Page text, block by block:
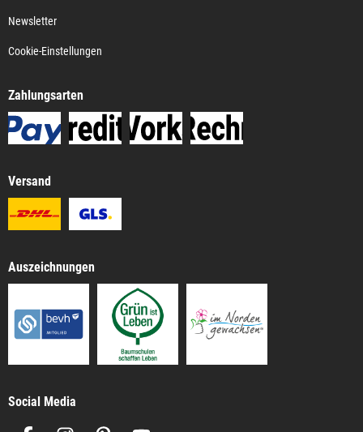
Newsletter
Cookie-Einstellungen
Zahlungsarten
Versand
Auszeichnungen
Social Media